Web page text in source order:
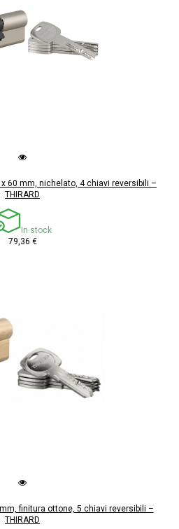
60 mm, nichelato, 4 chiavi reversibili –
THIRARD
In stock
79,36 €
finitura ottone, 5 chiavi reversibili –
THIRARD